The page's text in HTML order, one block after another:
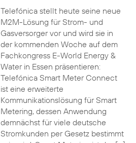
Telefónica stellt heute seine neue
M2M-Lösung für Strom- und
Gasversorger vor und wird sie in
der kommenden Woche auf dem
Fachkongress E-World Energy &
Water in Essen präsentieren:
Telefónica Smart Meter Connect
ist eine erweiterte
Kommunikationslösung für Smart
Metering, dessen Anwendung
demnächst für viele deutsche
Stromkunden per Gesetz bestimmt